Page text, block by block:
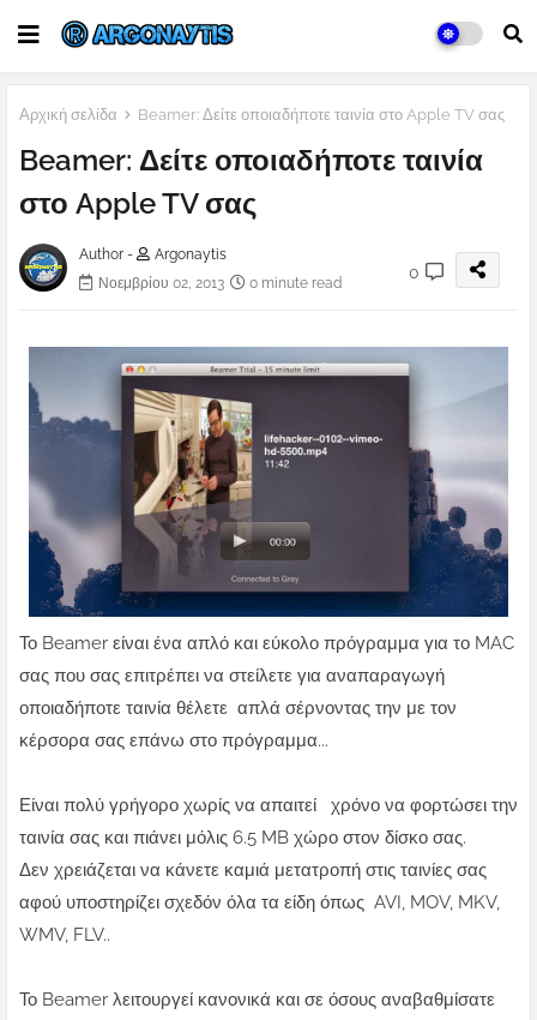
Αρχική σελίδα Beamer: Δείτε οποιαδήποτε ταινία στο Apple TV σας
Beamer: Δείτε οποιαδήποτε ταινία
στο Apple TV σας
Author -
Argonaytis
Νοεμβρίου 02, 2013
0 minute read
0
Το Beamer είναι ένα απλό και εύκολο πρόγραμμα για το MAC
σας που σας επιτρέπει να στείλετε για αναπαραγωγή
οποιαδήποτε ταινία θέλετε απλά σέρνοντας την με τον
κέρσορα σας επάνω στο πρόγραμμα...
Είναι πολύ γρήγορο χωρίς να απαιτεί χρόνο να φορτώσει την
ταινία σας και πιάνει μόλις 6.5 MB χώρο στον δίσκο σας.
Δεν χρειάζεται να κάνετε καμιά μετατροπή στις ταινίες σας
αφού υποστηρίζει σχεδόν όλα τα είδη όπως AVI, MOV, MKV,
WMV, FLV..
Το Beamer λειτουργεί κανονικά και σε όσους αναβαθμίσατε